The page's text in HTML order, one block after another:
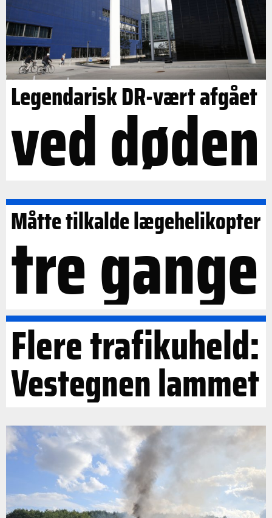
Legendarisk DR-vært afgået
ved døden
Måtte tilkalde lægehelikopter
tre gange
Flere trafikuheld:
Vestegnen lammet